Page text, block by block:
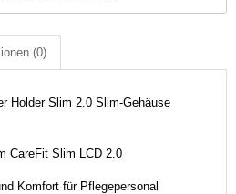
(0)
Holder Slim 2.0 Slim-Gehäuse
CareFit Slim LCD 2.0
Komfort für Pflegepersonal